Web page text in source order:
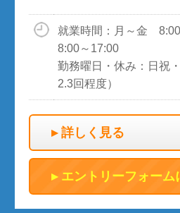
就業時間：月～金
8:00～17:00
勤務曜日・休み：日祝
2.3回程度）
詳しく見る
エントリーフォーム